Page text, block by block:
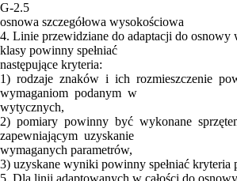
G-2.5
osnowa szczegółowa wysokościowa
4. Linie przewidziane do adaptacji do
klasy powinny spełniać
następujące kryteria:
1) rodzaje znaków i ich rozmieszczenie
wymaganiom podanym w
wytycznych,
2) pomiary powinny być wykonane
zapewniającym uzyskanie
wymaganych parametrów,
3) uzyskane wyniki powinny spełniać kryteria
5. Dla linii adaptowanych w całości do